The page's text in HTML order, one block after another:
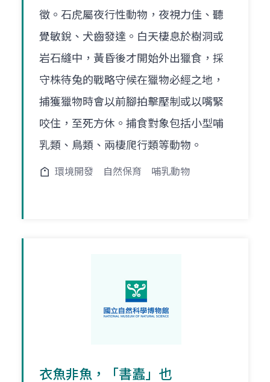
徵。石虎屬夜行性動物，夜視力佳、聽
覺敏銳、犬齒發達。白天棲息於樹洞或
岩石縫中，黃昏後才開始外出獵食，採
守株待兔的戰略守候在獵物必經之地，
捕獲獵物時會以前腳拍擊壓制或以嘴緊
咬住，至死方休。捕食對象包括小型哺
乳類、鳥類、兩棲爬行類等動物。
環境開發 自然保育 哺乳動物
衣魚非魚，「書蠹」也